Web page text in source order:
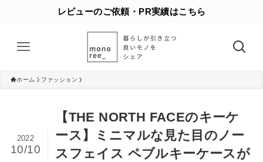
レビューのご依頼・PR実績はこちら
ホーム ファッション
【THE NORTH FACEのキーケ
ース】ミニマルな見た目のノー
スフェイス ペブルキーケースが
2022
10/10